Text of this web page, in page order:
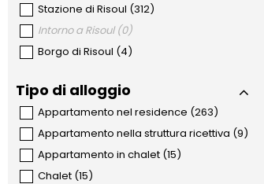
Stazione di Risoul (312)
Intorno a Risoul (0)
Borgo di Risoul (4)
Tipo di alloggio
Appartamento nel residence (263)
Appartamento nella struttura ricettiva (9)
Appartamento in chalet (15)
Chalet (15)